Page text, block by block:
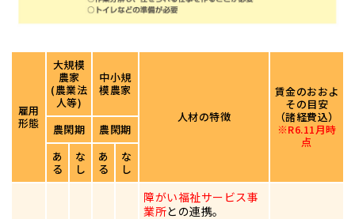
雇用
形態
大規模
農家
(農業法
人等)
中小規
模農家
人材の特徴
賃金のおおよ
その目安
（諸経費込）
※R6.11月時
点
農閑期
農閑期
あ
る
な
し
あ
る
な
し
障がい福祉サービス事
業所との連携。